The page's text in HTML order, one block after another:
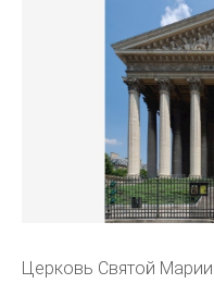
Церковь Святой